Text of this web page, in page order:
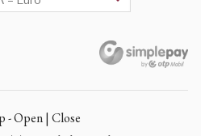
- Open | Close